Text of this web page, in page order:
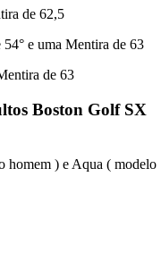
de 62,5
e uma Mentira de 63
de 63
Boston Golf SX
homem ) e Aqua ( modelo